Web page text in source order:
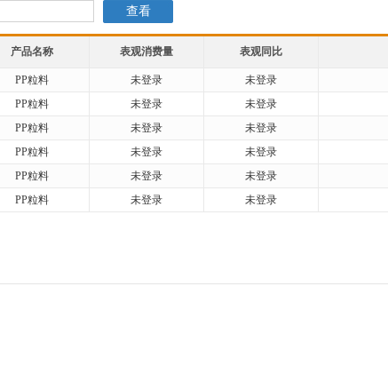
产品名称 表观消费量 表观同比
PP粒料 未登录
未登录
PP粒料 未登录
未登录
PP粒料 未登录
未登录
PP粒料 未登录
未登录
PP粒料 未登录
未登录
PP粒料 未登录 未登录